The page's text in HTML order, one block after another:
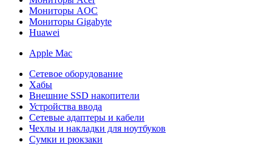
Мониторы AOC
Мониторы Gigabyte
Huawei
Apple Mac
Сетевое оборудование
Хабы
Внешние SSD накопители
Устройства ввода
Сетевые адаптеры и кабели
Чехлы и накладки для ноутбуков
Сумки и рюкзаки